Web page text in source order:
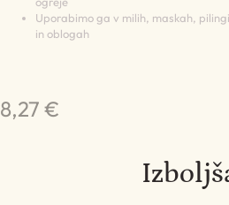
Uporabimo ga v milih, maskah,
in oblogah
8,27 €